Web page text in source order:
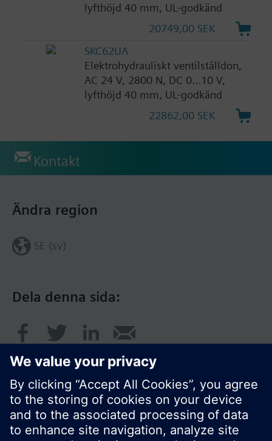
lyfthöjd 40 mm, UL-godkänd
20749,00 SEK
SKC62UA
Elektrohydrauliskt ventilställdon,
AC 24 V, 2800 N, DC 0...10 V,
lyfthöjd 40 mm, UL-godkänd
22862,00 SEK
Kontakt
Dela denna sida:
Ändra region
SE (sv)